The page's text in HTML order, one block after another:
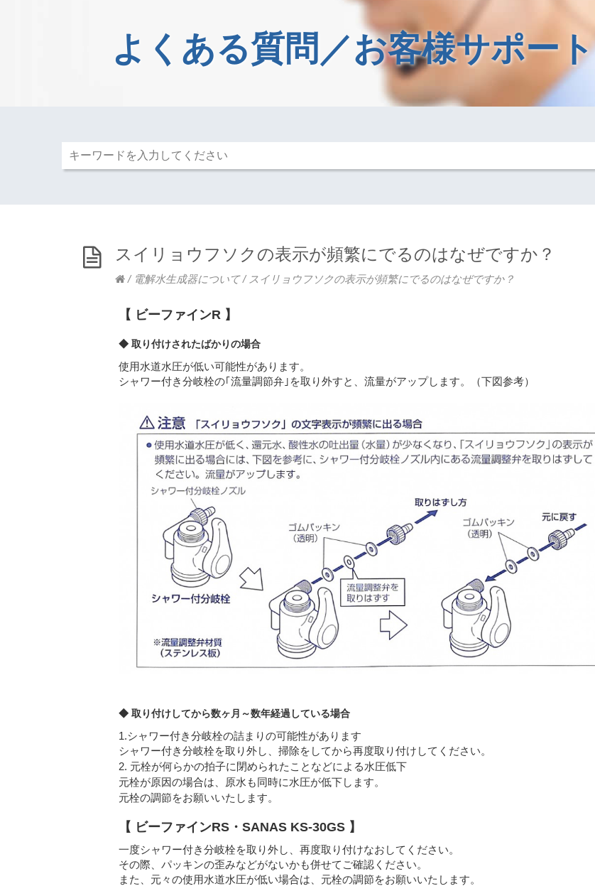
よくある質問／お客様サポート
スイリョウフソクの表示が頻繁にでるのはなぜですか？
/ 電解水生成器について / スイリョウフソクの表示が頻繁にでるのはなぜですか？
【 ビーファインR 】
◆ 取り付けされたばかりの場合
使用水道水圧が低い可能性があります。
シャワー付き分岐栓の｢流量調節弁｣を取り外すと、流量がアップします。（下図参考）
◆ 取り付けしてから数ヶ月～数年経過している場合
1.シャワー付き分岐栓の詰まりの可能性があります
シャワー付き分岐栓を取り外し、掃除をしてから再度取り付けしてください。
2. 元栓が何らかの拍子に閉められたことなどによる水圧低下
元栓が原因の場合は、原水も同時に水圧が低下します。
元栓の調節をお願いいたします。
【 ビーファインRS・SANAS KS-30GS 】
一度シャワー付き分岐栓を取り外し、再度取り付けなおしてください。
その際、パッキンの歪みなどがないかも併せてご確認ください。
また、元々の使用水道水圧が低い場合は、元栓の調節をお願いいたします。